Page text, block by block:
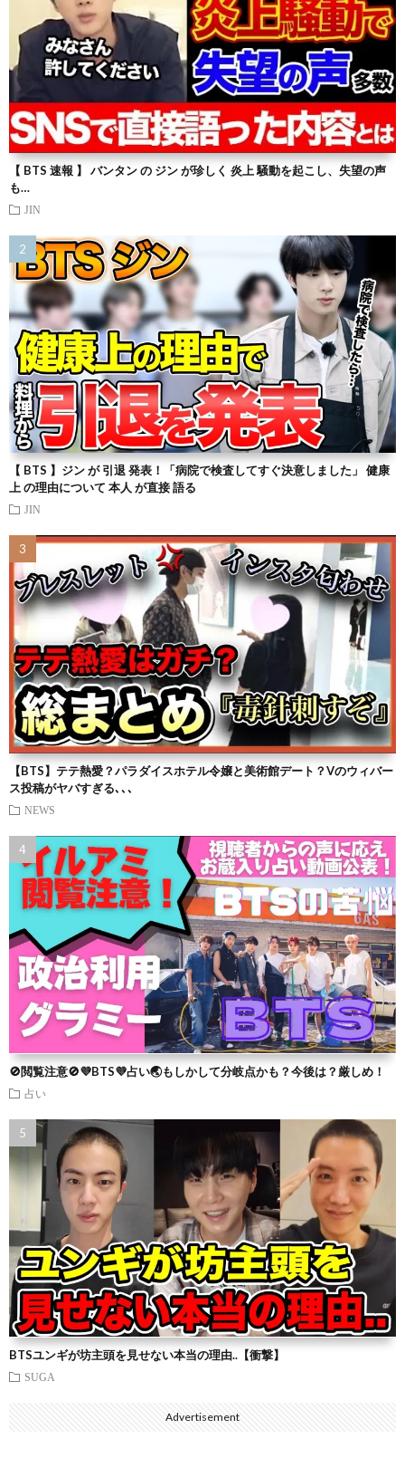
【 BTS 速報 】 バンタン の ジン が珍しく 炎上 騒動を起こし、失望の声
も…
JIN
【 BTS 】ジン が 引退 発表！「病院で検査してすぐ決意しました」 健康
上 の理由について 本人 が直接 語る
JIN
【BTS】テテ熱愛？パラダイスホテル令嬢と美術館デート？Vのウィバー
ス投稿がヤバすぎる､､､
NEWS
🚫閲覧注意🚫💜BTS💜占い🌏もしかして分岐点かも？今後は？厳しめ！
占い
BTSユンギが坊主頭を見せない本当の理由..【衝撃】
SUGA
Advertisement